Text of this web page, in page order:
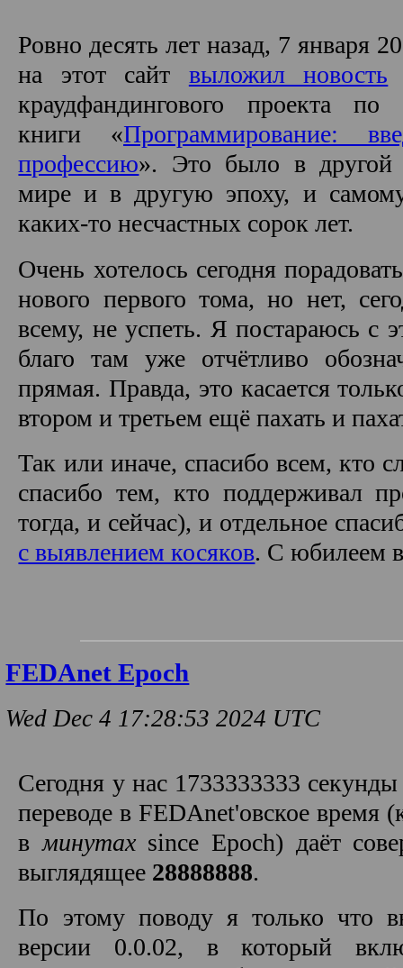
Ровно десять лет назад, 7 января
на этот сайт выложил новость
краудфандингового проекта по
книги «Программирование:
профессию». Это было в другой
мире и в другую эпоху, и
каких-то несчастных сорок лет.
Очень хотелось сегодня
нового первого тома, но нет,
всему, не успеть. Я постараюсь с
благо там уже отчётливо
прямая. Правда, это касается
втором и третьем ещё пахать и
Так или иначе, спасибо всем, кто
спасибо тем, кто поддерживал
тогда, и сейчас), и отдельное
с выявлением косяков. С юбилеем
FEDAnet Epoch
Wed Dec 4 17:28:53 2024 UTC
Сегодня у нас 1733333333
переводе в FEDAnet'овское время
вминутахsince Epoch) даёт
выглядящее 28888888.
По этому поводу я только что
версии 0.0.02, в который